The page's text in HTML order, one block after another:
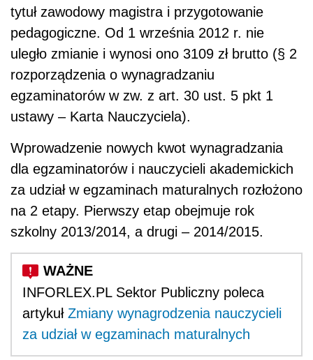
tytuł zawodowy magistra i przygotowanie
pedagogiczne. Od 1 września 2012 r. nie
uległo zmianie i wynosi ono 3109 zł brutto (§ 2
rozporządzenia o wynagradzaniu
egzaminatorów w zw. z art. 30 ust. 5 pkt 1
ustawy – Karta Nauczyciela).
Wprowadzenie nowych kwot wynagradzania
dla egzaminatorów i nauczycieli akademickich
za udział w egzaminach maturalnych rozłożono
na 2 etapy. Pierwszy etap obejmuje rok
szkolny 2013/2014, a drugi – 2014/2015.
INFORLEX.PL Sektor Publiczny poleca
artykuł Zmiany wynagrodzenia nauczycieli
za udział w egzaminach maturalnych